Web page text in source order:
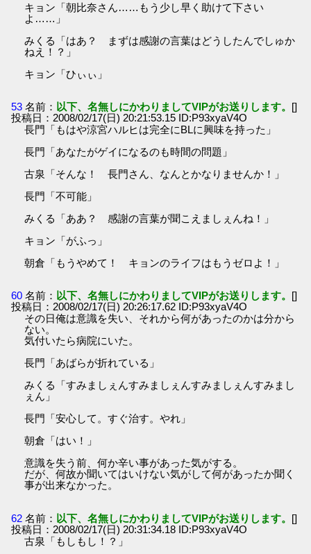
キョン「朝比奈さん……もう少し早く助けて下さい
よ……」
みくる「はあ？ まずは感謝の言葉はどうしたんでしゅか
ねえ！？」
キョン「ひぃぃ」
53 名前： 以下、名無しにかわりましてVIPがお送りします。 []
投稿日：2008/02/17(日) 20:21:53.15 ID:P93xyaV4O
長門「もはや涼宮ハルヒは完全にBLに興味を持った」
長門「あなたがゲイになるのも時間の問題」
古泉「そんな！ 長門さん、なんとかなりませんか！」
長門「不可能」
みくる「ああ？ 感謝の言葉が聞こえましぇんね！」
キョン「がふっ」
朝倉「もうやめて！ キョンのライフはもうゼロよ！」
60 名前： 以下、名無しにかわりましてVIPがお送りします。 []
投稿日：2008/02/17(日) 20:26:17.62 ID:P93xyaV4O
その日俺は意識を失い、それから何があったのかは分から
ない。
気付いたら病院にいた。
長門「あばらが折れている」
みくる「すみましぇんすみましぇんすみましぇんすみまし
ぇん」
長門「安心して。すぐ治す。やれ」
朝倉「はい！」
意識を失う前、何か辛い事があった気がする。
だが、何故か聞いてはいけない気がして何があったか聞く
事が出来なかった。
62 名前： 以下、名無しにかわりましてVIPがお送りします。 []
投稿日：2008/02/17(日) 20:31:34.18 ID:P93xyaV4O
古泉「もしもし！？」